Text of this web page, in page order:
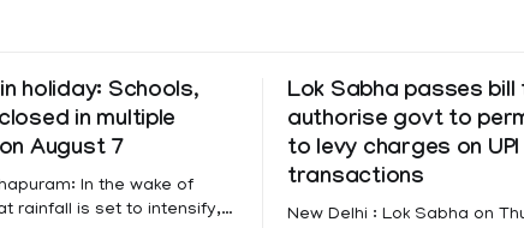
holiday: Schools,
in multiple
August 7
In the wake of
rainfall is set to intensify,
Lok Sabha passes bill
authorise govt to
to levy charges on UPI
transactions
New Delhi : Lok Sabha on